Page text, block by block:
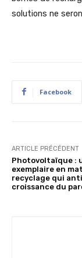
solutions ne
Facebook
ARTICLE PRÉCÉDENT
Photovoltaïque :
exemplaire en
recyclage qui
croissance du